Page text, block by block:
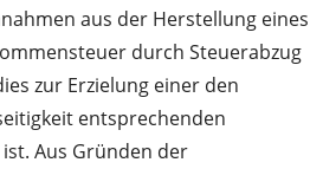
aus der Herstellung eines
durch Steuerabzug
zur Erzielung einer den
entsprechenden
Aus Gründen der